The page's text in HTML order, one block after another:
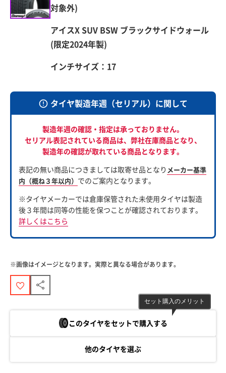
対象外)
アイスX SUV BSW ブラックサイドウォール
(限定2024年製)
インチサイズ：17
タイヤ製造年週（セリアル）に関して
製造年週の確認・指定は承っておりません。
セリアル表記されている商品は、 弊社在庫商品となり、
製造年の確認が取れている商品となります。
表記の無い商品につきましては取寄せ品となり メーカー基準
内（概ね３年以内） でのご案内となります。
※タイヤメーカーでは倉庫保管された未使用タイヤは製造
後３年間は同等の性能を保つことが確認されております。
詳しくはこちら
※画像はイメージとなります。実際と異なる場合があります。
セット購入のメリット
このタイヤをセットで購入する
他のタイヤを選ぶ